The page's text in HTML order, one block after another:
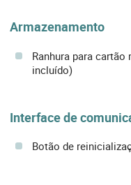
Armazenamento
Ranhura para cartão
incluído)
Interface de
Botão de